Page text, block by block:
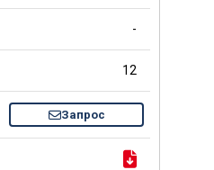
-
12
Запрос